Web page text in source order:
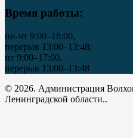
Время работы:
пн-чт 9:00–18:00,
перерыв 13:00–13:48;
пт 9:00–17:00,
перерыв 13:00–13:48
© 2026. Администрация
Ленинградской области..